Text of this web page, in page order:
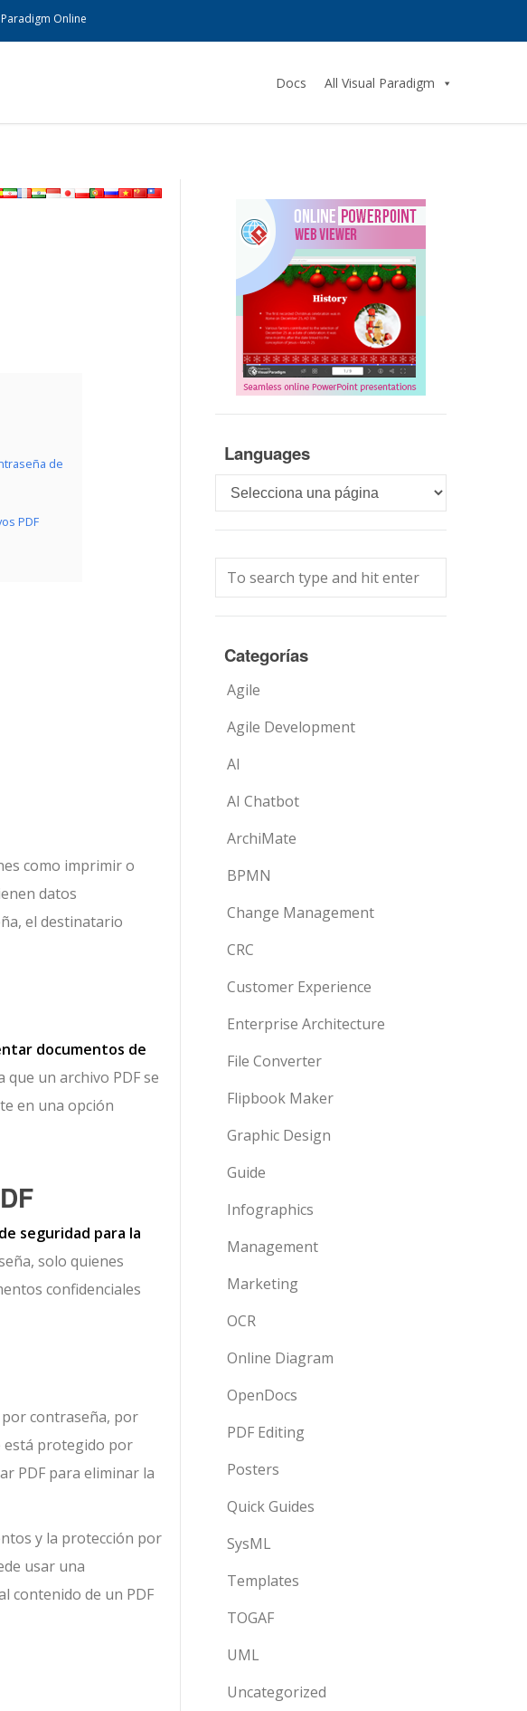
Online
Docs All Visual Paradigm
de
PDF
como imprimir o
datos
el destinatario
documentos de
un archivo PDF se
en una opción
seguridad para la
solo quienes
confidenciales
contraseña, por
está protegido por
PDF para eliminar la
y la protección por
usar una
contenido de un PDF
Languages
Languages
Categorías
Agile
Agile Development
AI
AI Chatbot
ArchiMate
BPMN
Change Management
CRC
Customer Experience
Enterprise Architecture
File Converter
Flipbook Maker
Graphic Design
Guide
Infographics
Management
Marketing
OCR
Online Diagram
OpenDocs
PDF Editing
Posters
Quick Guides
SysML
Templates
TOGAF
UML
Uncategorized